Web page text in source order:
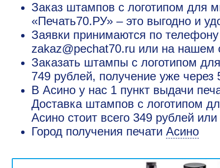
Заказ штампов с логотипом для
«Печать70.РУ» – это выгодно и
Заявки принимаются по
zakaz@pechat70.ru или на нашем
Заказать штампы с логотипом
749 рублей, получение уже через
В Асино у нас 1 пункт выдачи
Доставка штампов с логотипом
Асино стоит всего 349 рублей
Город получения печати Асино